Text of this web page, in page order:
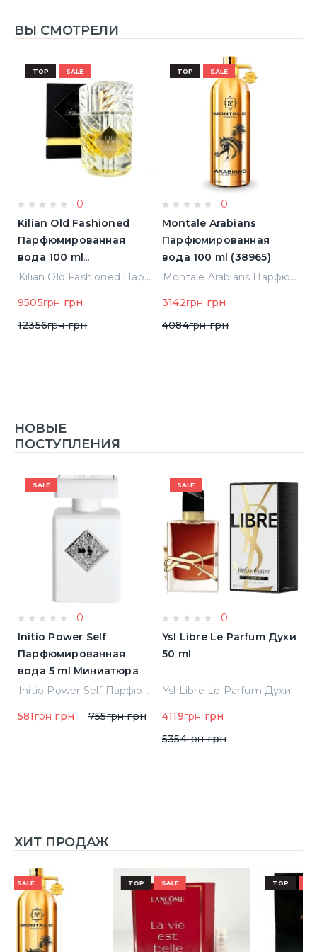
ВЫ СМОТРЕЛИ
TOP SALE
0
Kilian Old Fashioned
Парфюмированная
вода 100 ml
(3700550240723)
Kilian Old Fashioned Парфюмированная вода 100 ml (3700550240723)
9505грн грн
12356грнгрн
TOP SALE
0
Montale Arabians
Парфюмированная
вода 100 ml (38965)
Montale Arabians Парфюмированная вода 100 ml (38965)
3142грн грн
4084грнгрн
НОВЫЕ
ПОСТУПЛЕНИЯ
SALE
0
Initio Power Self
Парфюмированная
вода 5 ml Миниатюра
Initio Power Self Парфюмированная вода 5 ml Миниатюра
581 грн грн 755грнгрн
SALE
0
Ysl Libre Le Parfum Духи
50 ml
Ysl Libre Le Parfum Духи 50 ml
4119грн грн
5354грнгрн
ХИТ ПРОДАЖ
TOP TOP SALE